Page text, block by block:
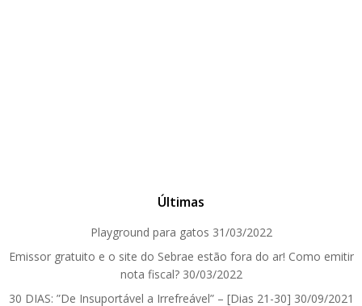
Últimas
Playground para gatos 31/03/2022
Emissor gratuito e o site do Sebrae estão fora do ar! Como emitir
nota fiscal? 30/03/2022
30 DIAS: ”De Insuportável a Irrefreável” – [Dias 21-30] 30/09/2021